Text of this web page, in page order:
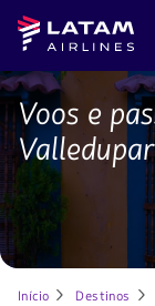
Voltar
menu.
Voltar ao
conteúdo
principal.
Navegação
seções
de
usuário.
Latam
Airlines
Voos
para
Valledupar
Voos e
Valledupar
Início Destinos